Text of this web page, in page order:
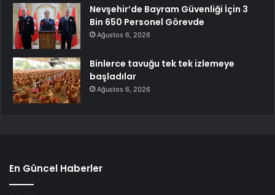
Nevşehir’de Bayram Güvenliği İçin 3
Bin 650 Personel Görevde
Ağustos 6, 2026
Binlerce tavuğu tek tek izlemeye
başladılar
Ağustos 6, 2026
En Güncel Haberler